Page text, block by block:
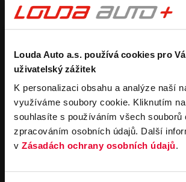
Louda Auto a.s. používá cookies pro
uživatelský zážitek
K personalizaci obsahu a analýze naší
využíváme soubory cookie. Kliknutím na
souhlasíte s používáním všech souborů
zpracováním osobních údajů. Další
v Zásadách ochrany osobních údajů.
V případě dotazů volejte číslo
+420 325 400 400
nebo nám napište na e-mail
Koupit vůz
Koupit nový vůz
Koupit ojetý vůz
Koupit užitkový vůz
Koupit obytný vůz
Prodat
Průběh